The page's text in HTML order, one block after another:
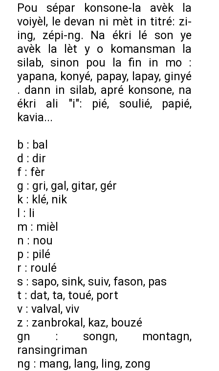
Pou sépar konsone-la avèk la
voiyèl, le devan ni mèt in titré: zi-
ing, zépi-ng. Na ékri lé son ye
avèk la lèt y o komansman la
silab, sinon pou la fin in mo :
yapana, konyé, papay, lapay, ginyé
. dann in silab, apré konsone, na
ékri ali "i": pié, soulié, papié,
kavia...
b : bal
d : dir
f : fèr
g : gri, gal, gitar, gér
k : klé, nik
l : li
m : mièl
n : nou
p : pilé
r : roulé
s : sapo, sink, suiv, fason, pas
t : dat, ta, toué, port
v : valval, viv
z : zanbrokal, kaz, bouzé
gn : songn, montagn,
ransingriman
ng : mang, lang, ling, zong